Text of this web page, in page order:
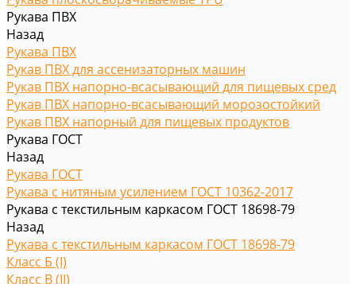
Рукава ПВХ
Назад
Рукава ПВХ
Рукав ПВХ для ассенизаторных машин
Рукав ПВХ напорно-всасывающий для пищевых сред
Рукав ПВХ напорно-всасывающий морозостойкий
Рукав ПВХ напорный для пищевых продуктов
Рукава ГОСТ
Назад
Рукава ГОСТ
Рукава с нитяным усилением ГОСТ 10362-2017
Рукава с текстильным каркасом ГОСТ 18698-79
Назад
Рукава с текстильным каркасом ГОСТ 18698-79
Класс Б (I)
Класс В (II)